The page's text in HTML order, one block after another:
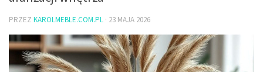
PRZEZ KAROLMEBLE.COM.PL · 23 MAJA 2026